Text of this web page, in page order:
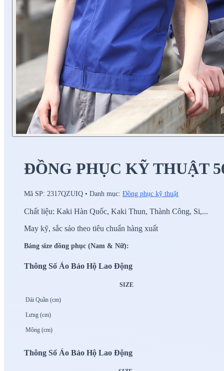
ĐỒNG PHỤC KỸ THUẬT
Mã SP: 2317QZUIQ • Danh mục: Đồng phục kỹ thuật
Chất liệu: Kaki Hàn Quốc, Kaki Thun, Thành Công, Si,...
May kỹ, sắc sảo theo tiêu chuẩn hàng xuất
Bảng size đồng phục (Nam & Nữ):
Thông Số Áo Bảo Hộ Lao Động
SIZE
Dài Quần (cm)
Lưng (cm)
Mông (cm)
Thông Số Áo Bảo Hộ Lao Động